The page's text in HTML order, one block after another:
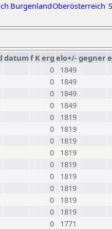
BurgenlandOberösterreich
datumf Kerg elo+/-gegner
0
1849
0
1849
0
1849
0
1849
0
1819
0
1819
0
1819
0
1819
0
1819
0
1819
0
1819
0
1819
0
1819
0
1771